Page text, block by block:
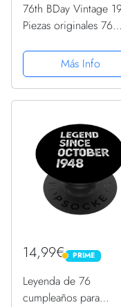
76th BDay Vintage
Piezas originales 76
PopSockets PopGrip
Intercambiable
Más Info
14,99€ PRIME
PRIME
Leyenda de 76
cumpleaños para